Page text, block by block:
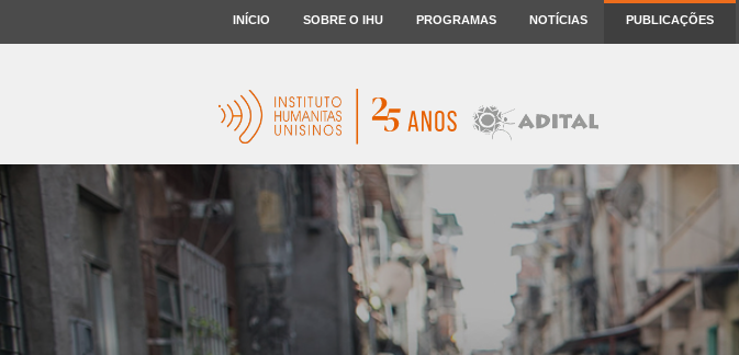
INÍCIO SOBRE O IHU PROGRAMAS NOTÍCIAS PUBLICAÇÕES